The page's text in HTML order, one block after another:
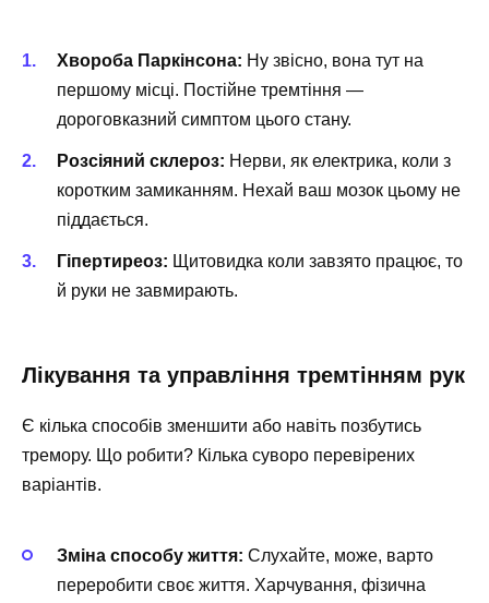
Хвороба Паркінсона: Ну звісно, вона тут на
першому місці. Постійне тремтіння —
дороговказний симптом цього стану.
Розсіяний склероз: Нерви, як електрика, коли з
коротким замиканням. Нехай ваш мозок цьому не
піддається.
Гіпертиреоз: Щитовидка коли завзято працює, то
й руки не завмирають.
Лікування та управління тремтінням рук
Є кілька способів зменшити або навіть позбутись
тремору. Що робити? Кілька суворо перевірених
варіантів.
Зміна способу життя: Слухайте, може, варто
переробити своє життя. Харчування, фізична